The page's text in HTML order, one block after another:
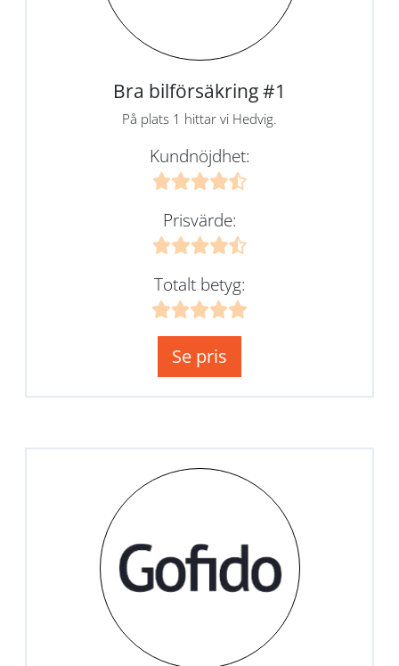
Bra bilförsäkring #1
På plats 1 hittar vi Hedvig.
Kundnöjdhet:
Prisvärde:
Totalt betyg:
Se pris